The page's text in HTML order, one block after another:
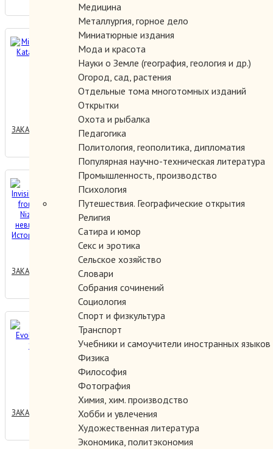
Медицина
Металлургия, горное дело
Миниатюрные издания
Мода и красота
Науки о Земле (география, геология и др.)
Огород, сад, растения
Отдельные тома многотомных изданий
Открытки
Охота и рыбалка
Педагогика
Политология, геополитика, дипломатия
Популярная научно-техническая литература
Промышленность, производство
Психология
Путешествия. Географические открытия
Религия
Сатира и юмор
Секс и эротика
Сельское хозяйство
Словари
Собрания сочинений
Социология
Спорт и физкультура
Транспорт
Учебники и самоучители иностранных языков
Физика
Философия
Фотография
Химия, хим. производство
Хобби и увлечения
Художественная литература
Экономика, политэкономия
Mihaly Munkacsys. Katalog
der Werke
500.00 руб.
ЗАКАЗАТЬ
Mirror of the Invisible World.
Tales from Khamseh of
Nizami. Зеркало невидимого
мира. Истории от Хамсе из
Низами.
800.00 руб.
ЗАКАЗАТЬ
Nadia Leger. Evolution
Premiere 1920-1926.
1000.00 руб.
ЗАКАЗАТЬ